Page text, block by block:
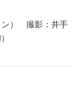
ン） 撮影：井手